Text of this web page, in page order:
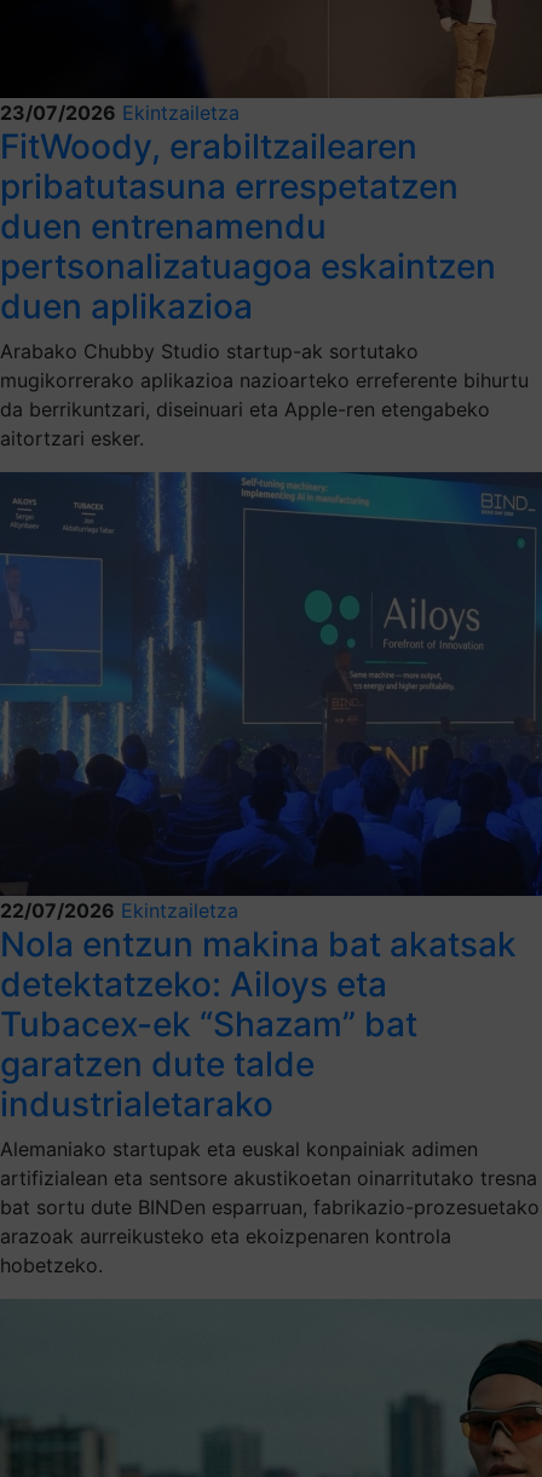
23/07/2026 Ekintzailetza
FitWoody, erabiltzailearen
pribatutasuna errespetatzen
duen entrenamendu
pertsonalizatuagoa eskaintzen
duen aplikazioa
Arabako Chubby Studio startup-ak sortutako
mugikorrerako aplikazioa nazioarteko erreferente bihurtu
da berrikuntzari, diseinuari eta Apple-ren etengabeko
aitortzari esker.
22/07/2026 Ekintzailetza
Nola entzun makina bat akatsak
detektatzeko: Ailoys eta
Tubacex-ek “Shazam” bat
garatzen dute talde
industrialetarako
Alemaniako startupak eta euskal konpainiak adimen
artifizialean eta sentsore akustikoetan oinarritutako tresna
bat sortu dute BINDen esparruan, fabrikazio-prozesuetako
arazoak aurreikusteko eta ekoizpenaren kontrola
hobetzeko.